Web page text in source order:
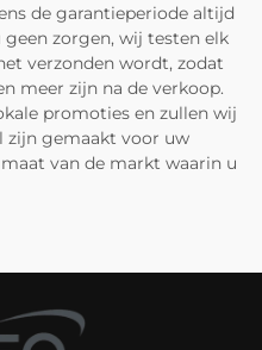
de garantieperiode altijd
zorgen, wij testen elk
verzonden wordt, zodat
meer zijn na de verkoop.
promoties en zullen wij
zijn gemaakt voor uw
van de markt waarin u